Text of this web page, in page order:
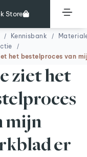
Store
Kennisbank
het bestelproces van
ziet het
mijn
er